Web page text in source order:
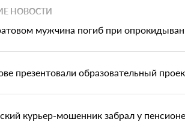
НОВОСТИ
мужчина погиб при
презентовали образовательный
курьер-мошенник забрал у